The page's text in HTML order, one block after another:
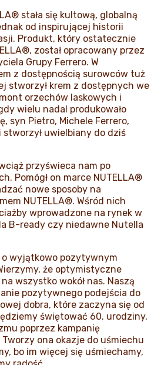
stała się kultową, globalną
od inspirującej historii
Produkt, który ostatecznie
został opracowany przez
Grupy Ferrero. W
z dostępnością surowców tuż
stworzył krem z dostępnych we
orzechów laskowych i
wielu nadal produkowało
syn Pietro, Michele Ferrero,
stworzył uwielbiany do dziś
przyświeca nam po
Pomógł on marce NUTELLA®
nowe sposoby na
NUTELLA®. Wśród nich
wprowadzone na rynek w
B-ready czy niedawne Nutella
o wyjątkowo pozytywnym
że optymistyczne
wszystko wokół nas. Naszą
pozytywnego podejścia do
dobra, które zaczyna się od
świętować 60. urodziny,
poprzez kampanię
ona okazje do uśmiechu
bo im więcej się uśmiechamy,